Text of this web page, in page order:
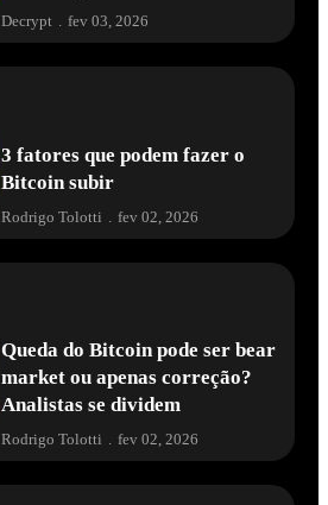
Decrypt . fev 03, 2026
3 fatores que podem fazer o
Bitcoin subir
Rodrigo Tolotti fev 02, 2026
Queda do Bitcoin pode ser bear
market ou apenas correção?
Analistas se dividem
Rodrigo Tolotti . fev 02, 2026